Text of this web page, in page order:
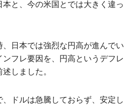
と、今の米国とでは大きく違っ
日本では強烈な円高が進んでい
フレ要因を、円高というデフレ
しました。
、ドルは急騰しておらず、安定し